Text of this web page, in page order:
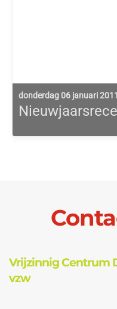
donderdag 06 januari 2011
Vrijzinnig Centrum
vzw